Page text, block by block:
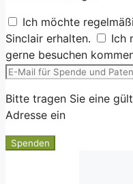
Ich möchte
Sinclair erhalten.
Ich
gerne besuchen
Bitte tragen Sie eine
Adresse ein